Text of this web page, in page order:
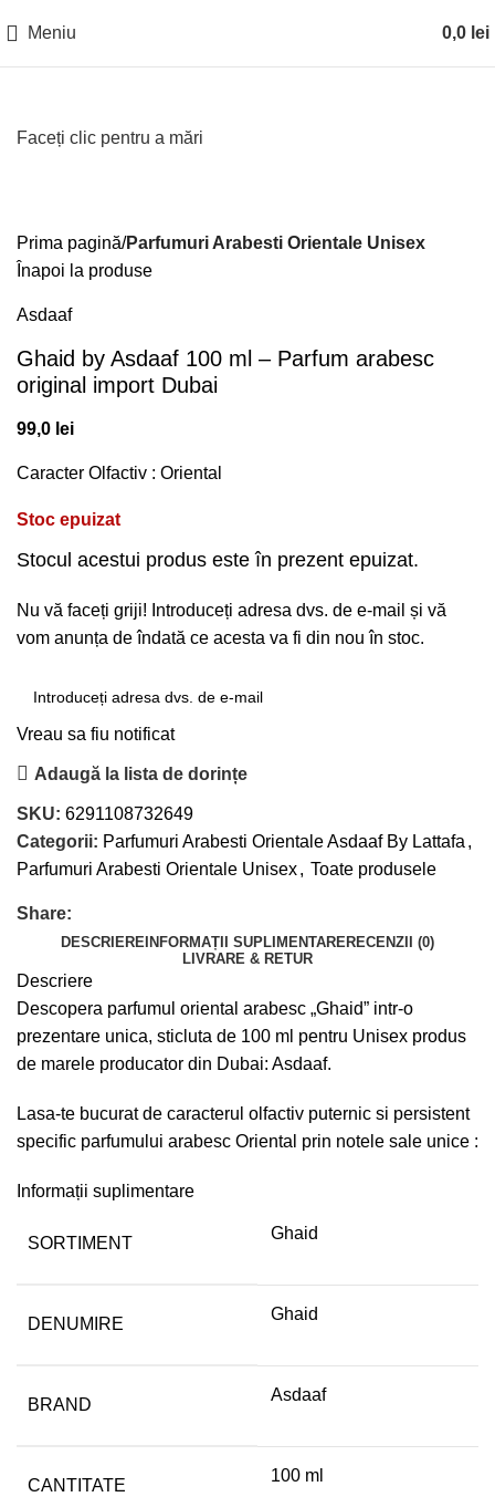
Meniu 0,0 lei
Faceți clic pentru a mări
Prima pagină Parfumuri Arabesti Orientale Unisex
Înapoi la produse
Asdaaf
Ghaid by Asdaaf 100 ml – Parfum arabesc
original import Dubai
99,0 lei
Caracter Olfactiv : Oriental
Stoc epuizat
Stocul acestui produs este în prezent epuizat.
Nu vă faceți griji! Introduceți adresa dvs. de e-mail și vă
vom anunța de îndată ce acesta va fi din nou în stoc.
Vreau sa fiu notificat
Adaugă la lista de dorințe
SKU: 6291108732649
Categorii: Parfumuri Arabesti Orientale Asdaaf By Lattafa ,
Parfumuri Arabesti Orientale Unisex, Toate produsele
Share:
DESCRIERE INFORMAȚII SUPLIMENTARERECENZII (0)
LIVRARE & RETUR
Descriere
Descopera parfumul oriental arabesc „Ghaid” intr-o
prezentare unica, sticluta de 100 ml pentru Unisex produs
de marele producator din Dubai: Asdaaf.
Lasa-te bucurat de caracterul olfactiv puternic si persistent
specific parfumului arabesc Oriental prin notele sale unice :
Informații suplimentare
SORTIMENT
Ghaid
DENUMIRE
Ghaid
BRAND
Asdaaf
CANTITATE
100 ml